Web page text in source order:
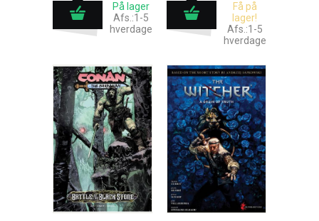
På lager
Afs.:1-5
hverdage
Få på
lager!
Afs.:1-5
hverdage